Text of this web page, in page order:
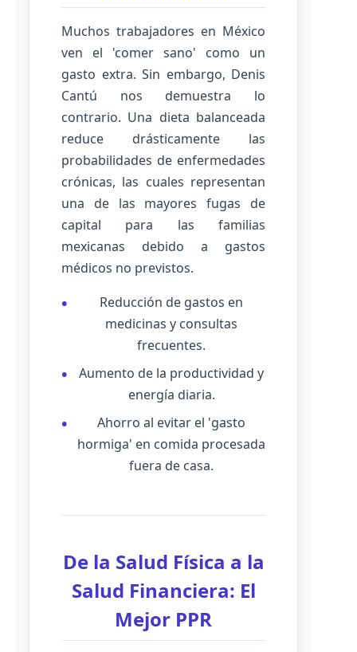
Muchos trabajadores en México
ven el 'comer sano' como un
gasto extra. Sin embargo, Denis
Cantú nos demuestra lo
contrario. Una dieta balanceada
reduce drásticamente las
probabilidades de enfermedades
crónicas, las cuales representan
una de las mayores fugas de
capital para las familias
mexicanas debido a gastos
médicos no previstos.
Reducción de gastos en
medicinas y consultas
frecuentes.
Aumento de la productividad y
energía diaria.
Ahorro al evitar el 'gasto
hormiga' en comida procesada
fuera de casa.
De la Salud Física a la
Salud Financiera: El
Mejor PPR